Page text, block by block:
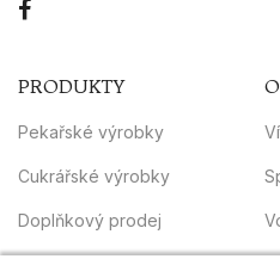
PRODUKTY
Pekařské výrobky
Cukrářské výrobky
Doplňkový prodej